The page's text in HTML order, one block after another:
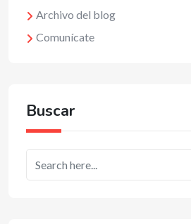
Archivo del blog
Comunícate
Buscar